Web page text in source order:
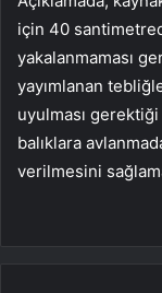
için 40
yakalanmaması
yayımlanan
uyulması
balıklara
verilmesini